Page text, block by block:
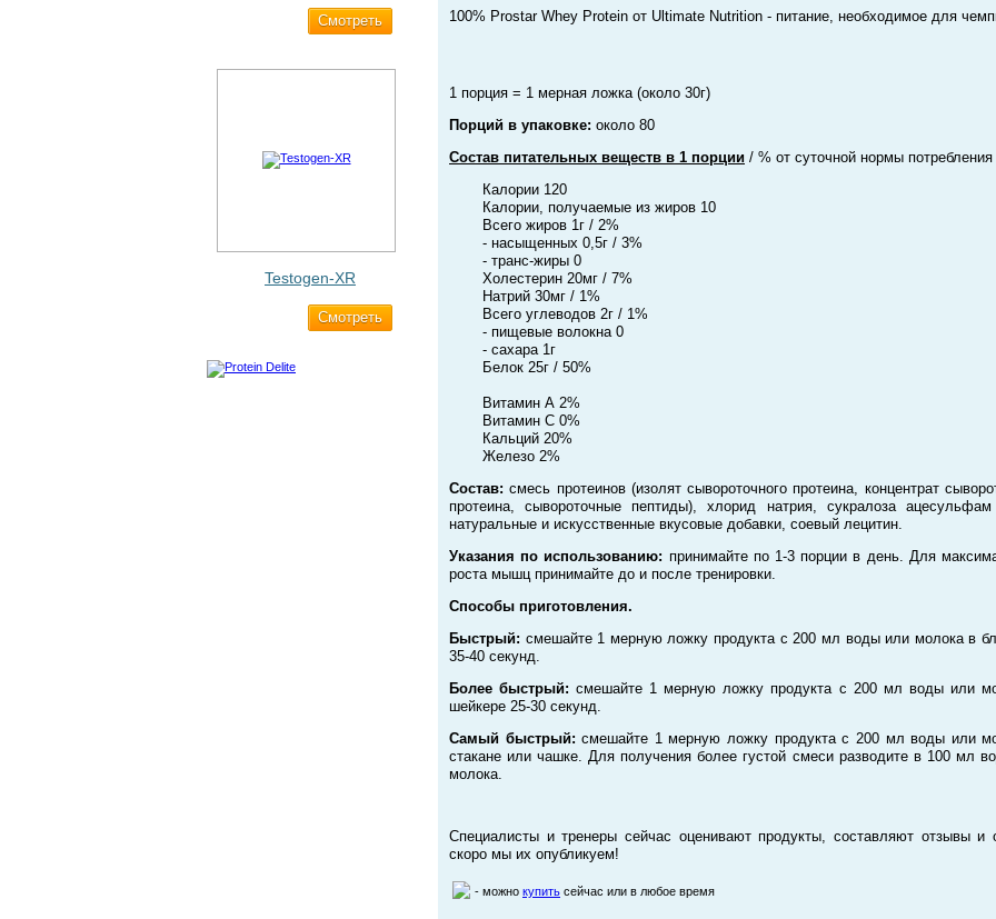
Cмотреть
Testogen-XR
Cмотреть
100% Prostar Whey Protein от Ultimate Nutrition - питание, необходимое для
1 порция = 1 мерная ложка (около 30г)
Порций в упаковке: около 80
Состав питательных веществ в 1 порции / % от суточной нормы потребления
Калории 120
Калории, получаемые из жиров 10
Всего жиров 1г / 2%
- насыщенных 0,5г / 3%
- транс-жиры 0
Холестерин 20мг / 7%
Натрий 30мг / 1%
Всего углеводов 2г / 1%
- пищевые волокна 0
- сахара 1г
Белок 25г / 50%
Витамин А 2%
Витамин С 0%
Кальций 20%
Железо 2%
Состав: смесь протеинов (изолят сывороточного протеина, концентрат
протеина, сывороточные пептиды), хлорид натрия, сукралоза ацесульфам
натуральные и искусственные вкусовые добавки, соевый лецитин.
Указания по использованию: принимайте по 1-3 порции в день. Для
роста мышц принимайте до и после тренировки.
Способы приготовления.
Быстрый: смешайте 1 мерную ложку продукта с 200 мл воды или молока в
35-40 секунд.
Более быстрый: смешайте 1 мерную ложку продукта с 200 мл воды или
шейкере 25-30 секунд.
Самый быстрый: смешайте 1 мерную ложку продукта с 200 мл воды или
стакане или чашке. Для получения более густой смеси разводите в 100 мл
молока.
Специалисты и тренеры сейчас оценивают продукты, составляют отзывы и
скоро мы их опубликуем!
- можно купить сейчас или в любое время